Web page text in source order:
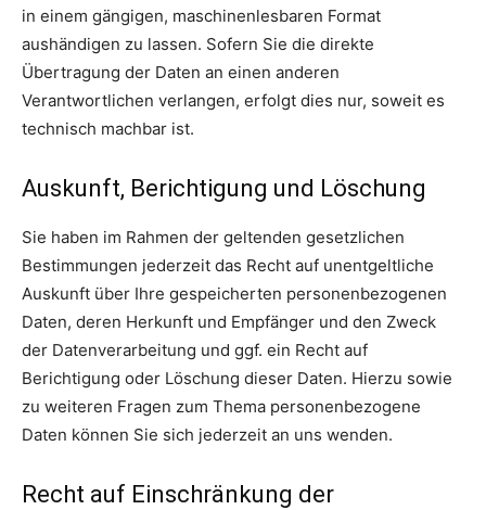
in einem gängigen, maschinenlesbaren Format
aushändigen zu lassen. Sofern Sie die direkte
Übertragung der Daten an einen anderen
Verantwortlichen verlangen, erfolgt dies nur, soweit es
technisch machbar ist.
Auskunft, Berichtigung und Löschung
Sie haben im Rahmen der geltenden gesetzlichen
Bestimmungen jederzeit das Recht auf unentgeltliche
Auskunft über Ihre gespeicherten personenbezogenen
Daten, deren Herkunft und Empfänger und den Zweck
der Datenverarbeitung und ggf. ein Recht auf
Berichtigung oder Löschung dieser Daten. Hierzu sowie
zu weiteren Fragen zum Thema personenbezogene
Daten können Sie sich jederzeit an uns wenden.
Recht auf Einschränkung der